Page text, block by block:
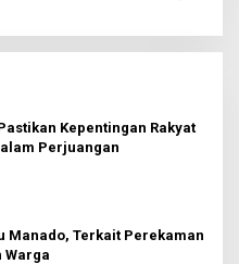
Kepentingan Rakyat
Perjuangan
Manado, Terkait Perekaman
Warga